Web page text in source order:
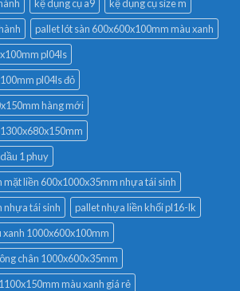
kệ dụng cụ a9
kệ dụng cụ size m
pallet lót sàn 600x600x100mm màu xanh
pl04ls
pl04ls đỏ
hàng mới
1 phuy
liền 600x1000x35mm nhựa tái sinh
nhựa tái sinh
pallet nhựa liền khối pl16-lk
1000x600x100mm
chân 1000x600x35mm
màu xanh giá rẻ